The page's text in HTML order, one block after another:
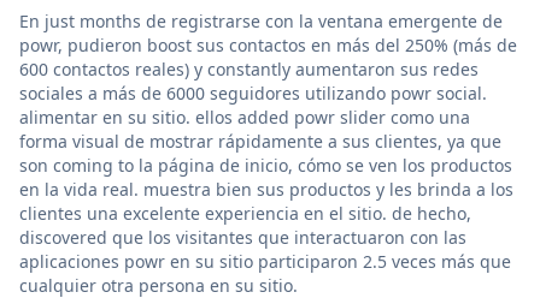
En just months de registrarse con la ventana emergente de
powr, pudieron boost sus contactos en más del 250% (más de
600 contactos reales) y constantly aumentaron sus redes
sociales a más de 6000 seguidores utilizando powr social.
alimentar en su sitio. ellos added powr slider como una
forma visual de mostrar rápidamente a sus clientes, ya que
son coming to la página de inicio, cómo se ven los productos
en la vida real. muestra bien sus productos y les brinda a los
clientes una excelente experiencia en el sitio. de hecho,
discovered que los visitantes que interactuaron con las
aplicaciones powr en su sitio participaron 2.5 veces más que
cualquier otra persona en su sitio.